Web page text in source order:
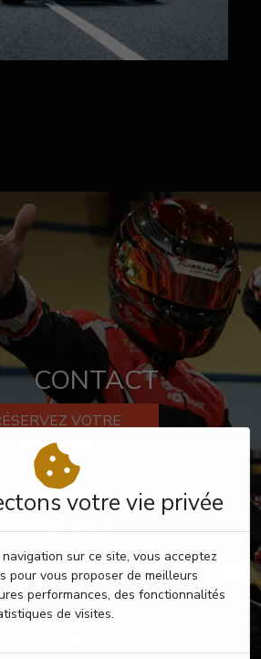
votre vie privée
sur ce site, vous acceptez
pour vous proposer de meilleurs
performances, des fonctionnalités
de visites.
CONTACT
VOTRE
PASSAGE